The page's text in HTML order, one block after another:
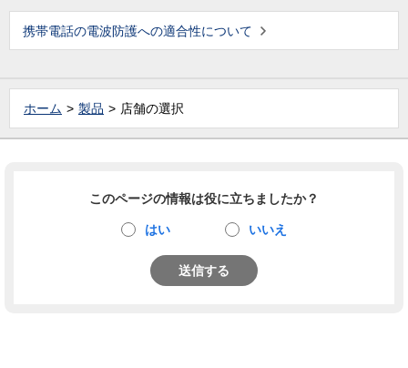
携帯電話の電波防護への適合性について
ホーム 製品 店舗の選択
このページの情報は役に立ちましたか？
はい いいえ
送信する